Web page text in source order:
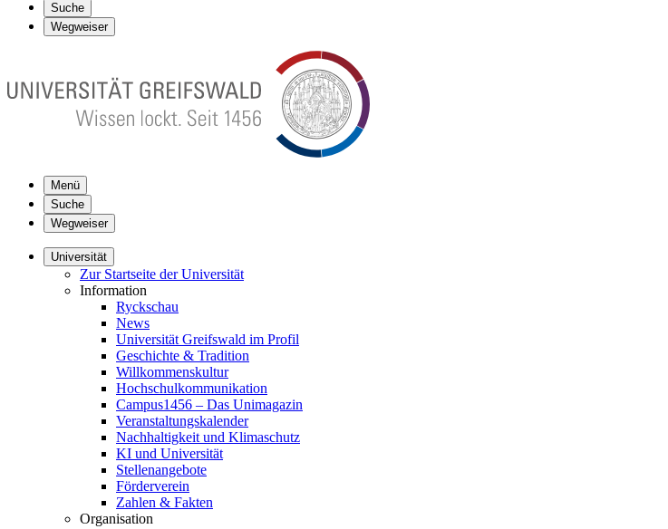
Suche
Wegweiser
Menü
Suche
Wegweiser
Universität
Zur Startseite der Universität
Information
Ryckschau
News
Universität Greifswald im Profil
Geschichte & Tradition
Willkommenskultur
Hochschulkommunikation
Campus1456 – Das Unimagazin
Veranstaltungskalender
Nachhaltigkeit und Klimaschutz
KI und Universität
Stellenangebote
Förderverein
Zahlen & Fakten
Organisation